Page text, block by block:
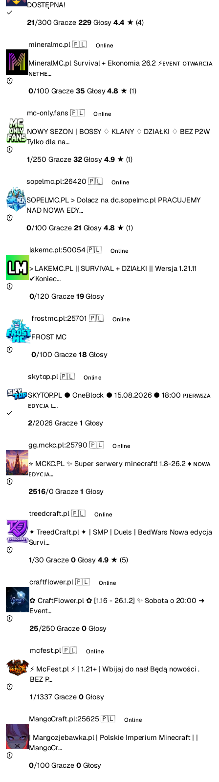
DOSTĘPNA!
21/300 Gracze 229Głosy 4.4 ★ (4)
mineralmc.pl 🇵🇱 Online
MineralMC.pl Survival + Ekonomia 26.2 ⚡ᴇᴠᴇɴᴛ ᴏᴛᴡᴀʀᴄɪᴀ
ɴᴇᴛʜᴇ…
0/100 Gracze 35 Głosy 4.8 ★(1)
mc-only.fans 🇵🇱 Online
NOWY SEZON | BOSSY ♢ KLANY ♢ DZIAŁKI ♢ BEZ P2W
Tylko dla na…
1/250 Gracze 32Głosy 4.9★ (1)
sopelmc.pl:26420 🇵🇱 Online
SOPELMC.PL > Dolacz na dc.sopelmc.pl PRACUJEMY
NAD NOWA EDY…
0/100 Gracze 21 Głosy 4.8 ★ (1)
lakemc.pl:50054 🇵🇱 Online
> LAKEMC.PL || SURVIVAL + DZIAŁKI || Wersja 1.21.11
✔Koniec…
0/120 Gracze 19Głosy
frostmc.pl:25701 🇵🇱 Online
FROST MC
0/100 Gracze 18 Głosy
skytop.pl 🇵🇱 Online
SKYTOP.PL ● OneBlock ● 15.08.2026 ● 18:00 ᴘɪᴇʀᴡꜱᴢᴀ
ᴇᴅʏᴄᴊᴀ ʟ…
2/2026 Gracze 1 Głosy
gg.mckc.pl:25790 🇵🇱 Online
⭐ MCKC.PL ✨ Super serwery minecraft! 1.8-26.2 ♦ ɴᴏᴡᴀ
ᴇᴅʏᴄᴊᴀ…
2516/0 Gracze 1 Głosy
treedcraft.pl 🇵🇱 Online
✦ TreedCraft.pl ✦ | SMP | Duels | BedWars Nowa edycja
Survi…
1/30 Gracze 0Głosy 4.9★ (5)
craftflower.pl 🇵🇱 Online
✿ CraftFlower.pl ✿ [1.16 - 26.1.2] ✨ Sobota o 20:00 ➜
Event…
25/250 Gracze 0Głosy
mcfest.pl 🇵🇱 Online
⚡ McFest.pl ⚡ | 1.21+ | Wbijaj do nas! Będą nowości .
BEZ P…
1/1337 Gracze 0 Głosy
MangoCraft.pl:25625 🇵🇱 Online
| Mangozjebawka.pl | Polskie Imperium Minecraft | |
MangoCr…
0/100 Gracze 0Głosy